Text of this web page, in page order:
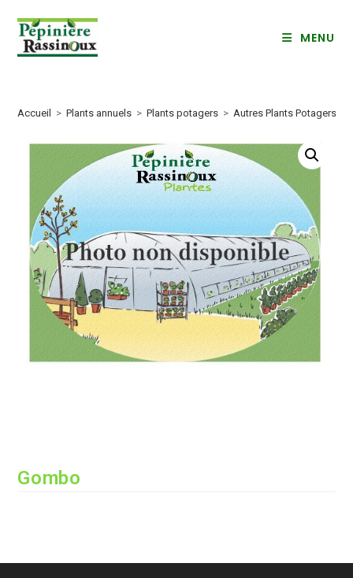
content
MENU
Accueil > Plants annuels > Plants potagers > Autres Plants Potagers
Gombo